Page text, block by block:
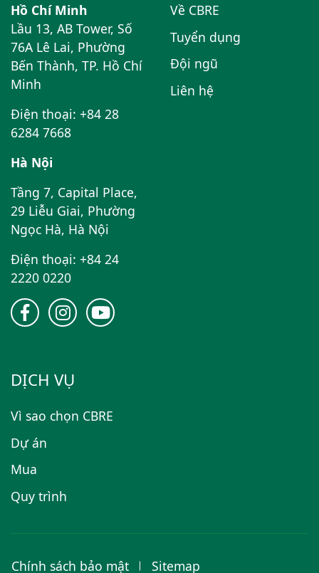
Hồ Chí Minh
Lầu 13, AB Tower, Số
76A Lê Lai, Phường
Bến Thành, TP. Hồ Chí
Minh
Điện thoại: +84 28
6284 7668
Hà Nội
Tầng 7, Capital Place,
29 Liễu Giai, Phường
Ngọc Hà, Hà Nội
Điện thoại: +84 24
2220 0220
Về CBRE
Tuyển dụng
Đội ngũ
Liên hệ
DỊCH VỤ
Vì sao chọn CBRE
Dự án
Mua
Quy trình
Chính sách bảo mật Sitemap